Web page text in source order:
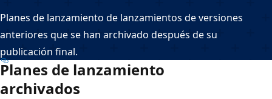
Planes de lanzamiento de lanzamientos de versiones
anteriores que se han archivado después de su
publicación final.
Planes de lanzamiento
archivados